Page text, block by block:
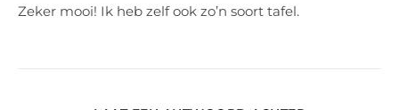
Zeker mooi! Ik heb zelf ook zo’n soort tafel.